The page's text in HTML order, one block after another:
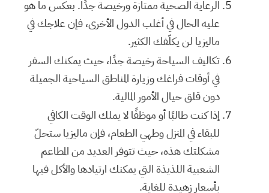
الرعاية الصحية ممتازة ورخيصة جدًا. بعكس ما هو
عليه الحال في أغلب الدول الأخرى، فإن علاجك في
ماليزيا لن يكلّفك الكثير.
تكاليف السياحة رخيصة جدًا، حيث يمكنك السفر
في أوقات فراغك وزيارة المناطق السياحية الجميلة
دون قلق حيال الأمور المالية.
إذا كنت طالبًا أو موظفًا لا يملك الوقت الكافي
للبقاء في المنزل وطهي الطعام، فإن ماليزيا ستحلّ
مشكلتك هذه، حيث تتوفر العديد من المطاعم
الشعبية اللذيذة التي يمكنك ارتيادها والأكل فيها
بِأسعار زهيدة للغاية.